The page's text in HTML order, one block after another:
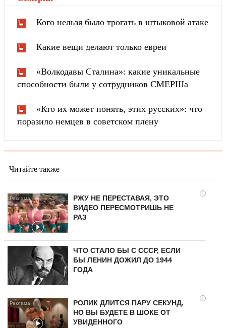
Кого нельзя было трогать в штыковой атаке
Какие вещи делают только евреи
«Волкодавы Сталина»: какие уникальные
способности были у сотрудников СМЕРШа
«Кто их может понять, этих русских»: что
поразило немцев в советском плену
Читайте также
i
РЖУ НЕ ПЕРЕСТАВАЯ, ЭТО
ВИДЕО ПЕРЕСМОТРИШЬ НЕ
РАЗ
ЧТО СТАЛО БЫ С СССР, ЕСЛИ
БЫ ЛЕНИН ДОЖИЛ ДО 1944
ГОДА
i
РОЛИК ДЛИТСЯ ПАРУ СЕКУНД,
НО ВЫ БУДЕТЕ В ШОКЕ ОТ
УВИДЕННОГО